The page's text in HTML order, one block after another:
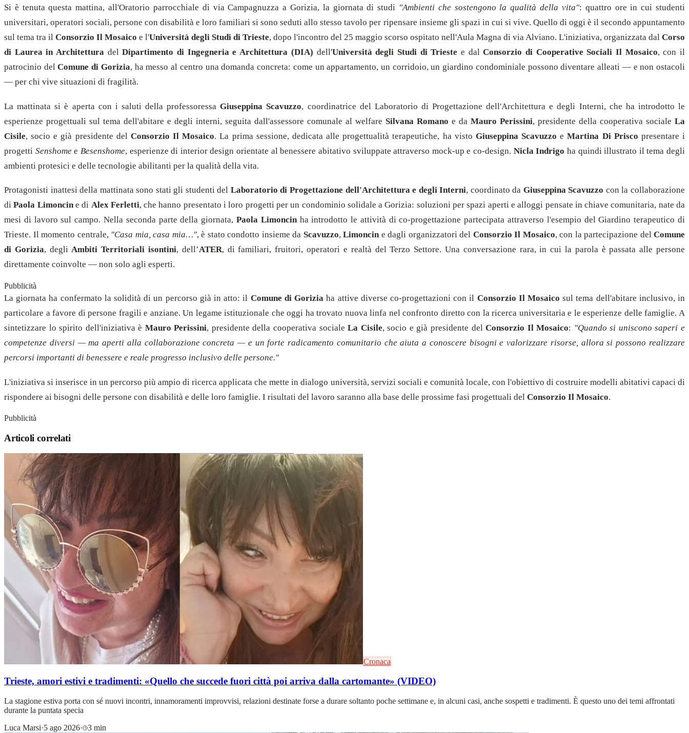
Si è tenuta questa mattina, all'Oratorio parrocchiale di via Campagnuzza a Gorizia, la giornata di studi "Ambienti che sostengono la qualità della vita": quattro ore in cui studenti
universitari, operatori sociali, persone con disabilità e loro familiari si sono seduti allo stesso tavolo per ripensare insieme gli spazi in cui si vive. Quello di oggi è il secondo appuntamento
sul tema tra il Consorzio Il Mosaico e l'Università degli Studi di Trieste, dopo l'incontro del 25 maggio scorso ospitato nell'Aula Magna di via Alviano. L'iniziativa, organizzata dal Corso
di Laurea in Architettura delDipartimento di Ingegneria e Architettura (DIA) dell'Università degli Studi di Trieste e dalConsorzio di Cooperative Sociali Il Mosaico, con il
patrocinio delComune di Gorizia, ha messo al centro una domanda concreta: come un appartamento, un corridoio, un giardino condominiale possono diventare alleati — e non ostacoli
— per chi vive situazioni di fragilità.
La mattinata si è aperta con i saluti della professoressaGiuseppina Scavuzzo, coordinatrice del Laboratorio di Progettazione dell'Architettura e degli Interni, che ha introdotto le
esperienze progettuali sul tema dell'abitare e degli interni, seguita dall'assessore comunale al welfare Silvana Romano e da Mauro Perissini, presidente della cooperativa sociale La
Cisile, socio e già presidente del Consorzio Il Mosaico. La prima sessione, dedicata alle progettualità terapeutiche, ha visto Giuseppina Scavuzzo eMartina Di Prisco presentare i
progetti Senshome e Besenshome, esperienze di interior design orientate al benessere abitativo sviluppate attraverso mock-up e co-design. Nicla Indrigo ha quindi illustrato il tema degli
ambienti protesici e delle tecnologie abilitanti per la qualità della vita.
Protagonisti inattesi della mattinata sono stati gli studenti del Laboratorio di Progettazione dell'Architettura e degli Interni, coordinato da Giuseppina Scavuzzo con la collaborazione
diPaola Limoncine di Alex Ferletti, che hanno presentato i loro progetti per un condominio solidale a Gorizia: soluzioni per spazi aperti e alloggi pensate in chiave comunitaria, nate da
mesi di lavoro sul campo. Nella seconda parte della giornata, Paola Limoncinha introdotto le attività di co-progettazione partecipata attraverso l'esempio del Giardino terapeutico di
Trieste. Il momento centrale, "Casa mia, casa mia…", è stato condotto insieme da Scavuzzo, Limoncine dagli organizzatori del Consorzio Il Mosaico, con la partecipazione del Comune
di Gorizia, degliAmbiti Territoriali isontini, dell’ATER, di familiari, fruitori, operatori e realtà del Terzo Settore. Una conversazione rara, in cui la parola è passata alle persone
direttamente coinvolte — non solo agli esperti.
Pubblicità
La giornata ha confermato la solidità di un percorso già in atto: il Comune di Gorizia ha attive diverse co-progettazioni con il Consorzio Il Mosaico sul tema dell'abitare inclusivo, in
particolare a favore di persone fragili e anziane. Un legame istituzionale che oggi ha trovato nuova linfa nel confronto diretto con la ricerca universitaria e le esperienze delle famiglie. A
sintetizzare lo spirito dell'iniziativa è Mauro Perissini, presidente della cooperativa socialeLa Cisile, socio e già presidente delConsorzio Il Mosaico: "Quando si uniscono saperi e
competenze diversi — ma aperti alla collaborazione concreta — e un forte radicamento comunitario che aiuta a conoscere bisogni e valorizzare risorse, allora si possono realizzare
percorsi importanti di benessere e reale progresso inclusivo delle persone."
L'iniziativa si inserisce in un percorso più ampio di ricerca applicata che mette in dialogo università, servizi sociali e comunità locale, con l'obiettivo di costruire modelli abitativi capaci di
rispondere ai bisogni delle persone con disabilità e delle loro famiglie. I risultati del lavoro saranno alla base delle prossime fasi progettuali del Consorzio Il Mosaico.
Pubblicità
Articoli correlati
Cronaca
Trieste, amori estivi e tradimenti: «Quello che succede fuori città poi arriva dalla cartomante» (VIDEO)
La stagione estiva porta con sé nuovi incontri, innamoramenti improvvisi, relazioni destinate forse a durare soltanto poche settimane e, in alcuni casi, anche sospetti e tradimenti. È questo uno dei temi affrontati
durante la puntata specia
Luca Marsi·5 ago 2026· 3 min